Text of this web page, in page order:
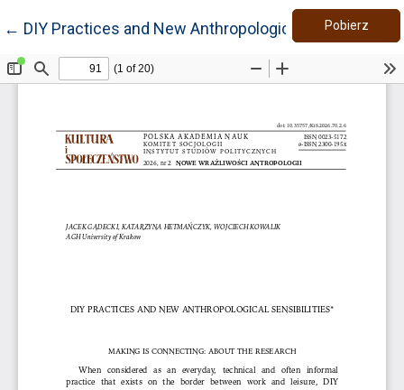
← Wróć do szczegółów artykułu
DIY Practices and New Anthropological Sensibilities
Pobierz